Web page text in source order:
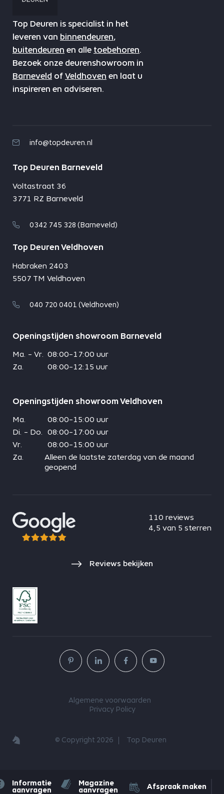
Top Deuren is specialist in het
leveren van binnendeuren,
buitendeuren en alle toebehoren.
Bezoek onze deurenshowroom in
Barneveld of Veldhoven en laat u
inspireren en adviseren.
info@topdeuren.nl
Top Deuren Barneveld
Voltastraat 36
3771 RZ Barneveld
0342 745 328 (Barneveld)
Top Deuren Veldhoven
Habraken 2403
5507 TM Veldhoven
040 720 0401 (Veldhoven)
Openingstijden showroom Barneveld
Ma. - Vr.
08:00-17:00 uur
Za.
08:00-12:15 uur
Openingstijden showroom Veldhoven
Ma.
08:00-15:00 uur
Di. - Do.
08:00-17:00 uur
Vr.
08:00-15:00 uur
Za.
Alleen de laatste zaterdag van de maand
geopend
110 reviews
4,5 van 5 sterren
Reviews bekijken
© Copyright 2026 Top Deuren
Algemene voorwaarden
Privacy Policy
Informatie
aanvragen
Magazine
aanvragen
Afspraak maken